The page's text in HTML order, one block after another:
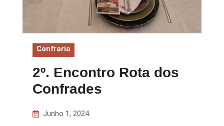
Confraria
2º. Encontro Rota dos
Confrades
Junho 1, 2024